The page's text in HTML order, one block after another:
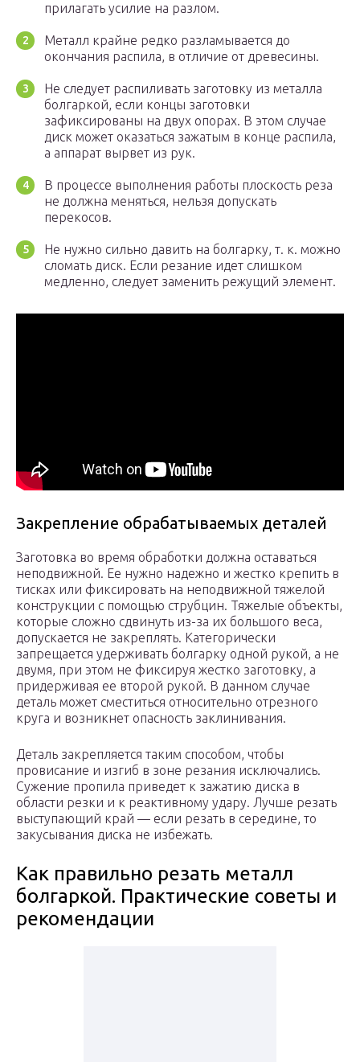
прилагать усилие на разлом.
Металл крайне редко разламывается до
окончания распила, в отличие от древесины.
Не следует распиливать заготовку из металла
болгаркой, если концы заготовки
зафиксированы на двух опорах. В этом случае
диск может оказаться зажатым в конце распила,
а аппарат вырвет из рук.
В процессе выполнения работы плоскость реза
не должна меняться, нельзя допускать
перекосов.
Не нужно сильно давить на болгарку, т. к. можно
сломать диск. Если резание идет слишком
медленно, следует заменить режущий элемент.
Закрепление обрабатываемых деталей
Заготовка во время обработки должна оставаться
неподвижной. Ее нужно надежно и жестко крепить в
тисках или фиксировать на неподвижной тяжелой
конструкции с помощью струбцин. Тяжелые объекты,
которые сложно сдвинуть из-за их большого веса,
допускается не закреплять. Категорически
запрещается удерживать болгарку одной рукой, а не
двумя, при этом не фиксируя жестко заготовку, а
придерживая ее второй рукой. В данном случае
деталь может сместиться относительно отрезного
круга и возникнет опасность заклинивания.
Деталь закрепляется таким способом, чтобы
провисание и изгиб в зоне резания исключались.
Сужение пропила приведет к зажатию диска в
области резки и к реактивному удару. Лучше резать
выступающий край — если резать в середине, то
закусывания диска не избежать.
Как правильно резать металл
болгаркой. Практические советы и
рекомендации